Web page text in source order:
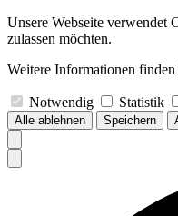
Unsere Webseite verwendet
zulassen möchten.
Weitere Informationen finden
Notwendig Statistik
Alle ablehnen Speichern